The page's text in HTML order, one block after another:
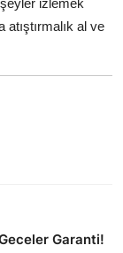
al ve
Garanti!